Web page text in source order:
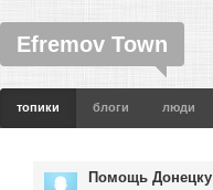
Efremov Town
топики блоги люди
Помощь Донецку